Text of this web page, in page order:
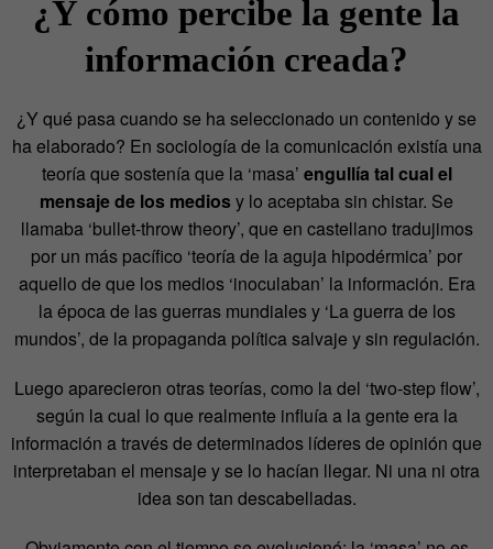
¿Y cómo percibe la gente la
información creada?
¿Y qué pasa cuando se ha seleccionado un contenido y se
ha elaborado? En sociología de la comunicación existía una
teoría que sostenía que la ‘masa’ engullía tal cual el
mensaje de los mediosy lo aceptaba sin chistar. Se
llamaba ‘bullet-throw theory’, que en castellano tradujimos
por un más pacífico ‘teoría de la aguja hipodérmica’ por
aquello de que los medios ‘inoculaban’ la información. Era
la época de las guerras mundiales y ‘La guerra de los
mundos’, de la propaganda política salvaje y sin regulación.
Luego aparecieron otras teorías, como la del ‘two-step flow’,
según la cual lo que realmente influía a la gente era la
información a través de determinados líderes de opinión que
interpretaban el mensaje y se lo hacían llegar. Ni una ni otra
idea son tan descabelladas.